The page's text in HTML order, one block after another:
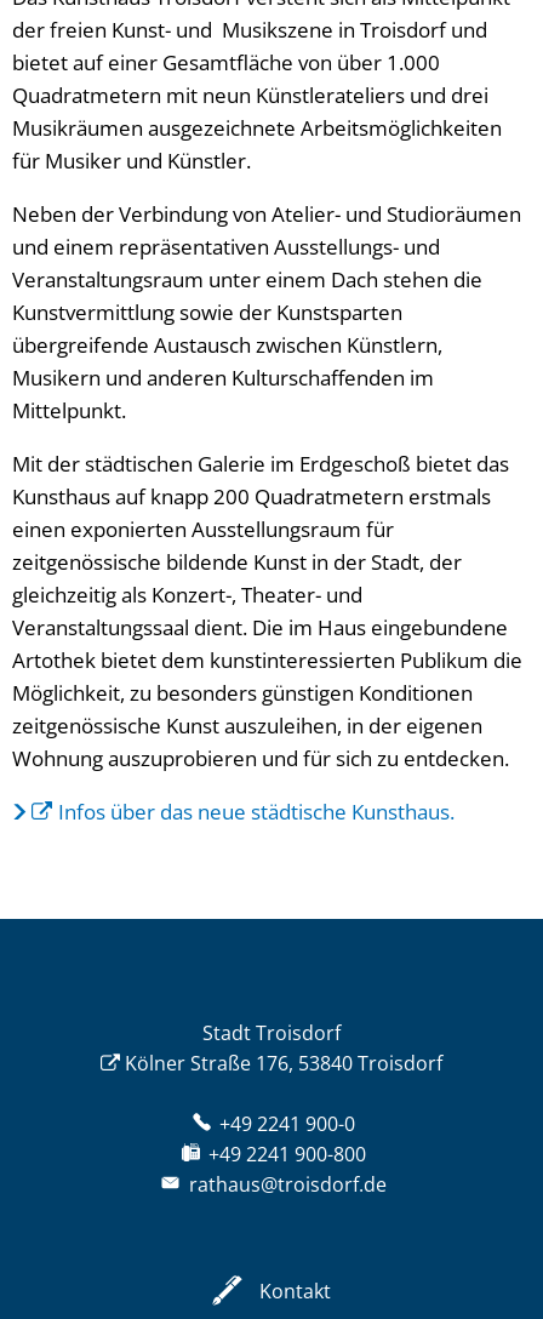
der freien Kunst- und Musikszene in Troisdorf und
bietet auf einer Gesamtfläche von über 1.000
Quadratmetern mit neun Künstlerateliers und drei
Musikräumen ausgezeichnete Arbeitsmöglichkeiten
für Musiker und Künstler.
Neben der Verbindung von Atelier- und Studioräumen
und einem repräsentativen Ausstellungs- und
Veranstaltungsraum unter einem Dach stehen die
Kunstvermittlung sowie der Kunstsparten
übergreifende Austausch zwischen Künstlern,
Musikern und anderen Kulturschaffenden im
Mittelpunkt.
Mit der städtischen Galerie im Erdgeschoß bietet das
Kunsthaus auf knapp 200 Quadratmetern erstmals
einen exponierten Ausstellungsraum für
zeitgenössische bildende Kunst in der Stadt, der
gleichzeitig als Konzert-, Theater- und
Veranstaltungssaal dient. Die im Haus eingebundene
Artothek bietet dem kunstinteressierten Publikum die
Möglichkeit, zu besonders günstigen Konditionen
zeitgenössische Kunst auszuleihen, in der eigenen
Wohnung auszuprobieren und für sich zu entdecken.
Infos über das neue städtische Kunsthaus.
Stadt Troisdorf
Kölner Straße 176, 53840 Troisdorf
+49 2241 900-0
+49 2241 900-800
rathaus@troisdorf.de
Kontakt